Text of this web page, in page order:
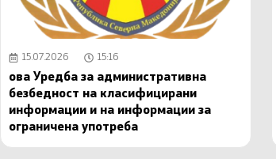
15.07.2026 15:16
ова Уредба за административна
безбедност на класифицирани
информации и на информации за
ограничена употреба